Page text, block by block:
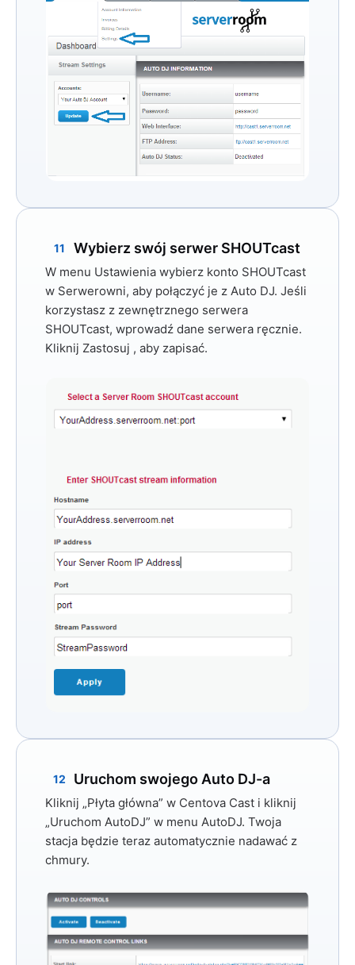
11 Wybierz swój serwer SHOUTcast
W menu Ustawienia wybierz konto SHOUTcast
w Serwerowni, aby połączyć je z Auto DJ. Jeśli
korzystasz z zewnętrznego serwera
SHOUTcast, wprowadź dane serwera ręcznie.
Kliknij Zastosuj , aby zapisać.
12 Uruchom swojego Auto DJ-a
Kliknij „Płyta główna” w Centova Cast i kliknij
„Uruchom AutoDJ” w menu AutoDJ. Twoja
stacja będzie teraz automatycznie nadawać z
chmury.